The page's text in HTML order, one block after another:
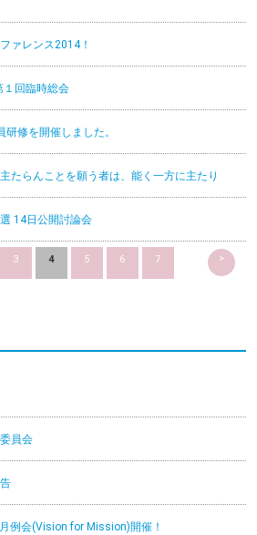
ァレンス2014！
１回臨時総会
研修を開催しました。
たらんことを願う者は、能く一方に主たり
14日公開討論会
3 4 5 6 7 >
員会
例会(Vision for Mission)開催！